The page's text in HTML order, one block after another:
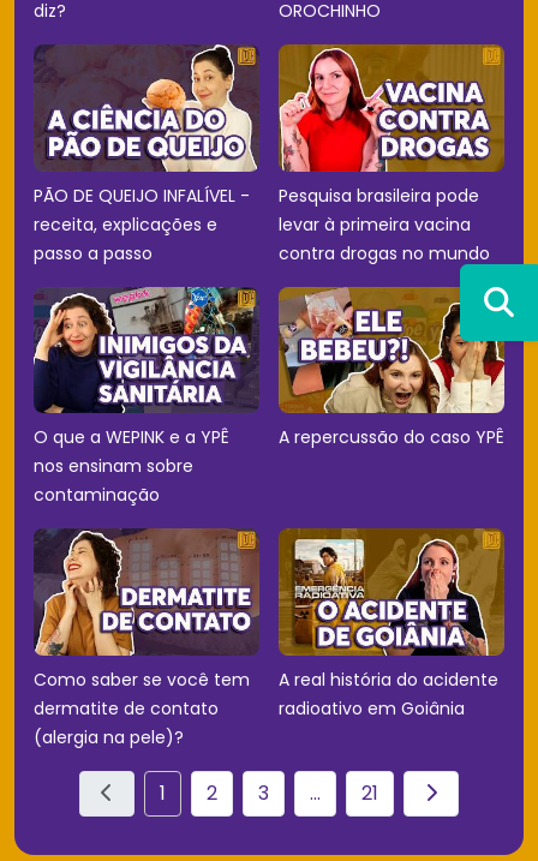
diz? OROCHINHO
PÃO DE QUEIJO INFALÍVEL -
receita, explicações e
passo a passo
Pesquisa brasileira pode
levar à primeira vacina
contra drogas no mundo
O que a WEPINK e a YPÊ
nos ensinam sobre
contaminação
A repercussão do caso YPÊ
Como saber se você tem
dermatite de contato
(alergia na pele)?
A real história do acidente
radioativo em Goiânia
1 2 3 ... 21